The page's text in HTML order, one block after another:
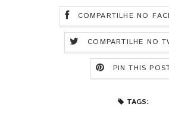
COMPARTILHE NO
COMPARTILHE NO
PIN THIS
TAGS: